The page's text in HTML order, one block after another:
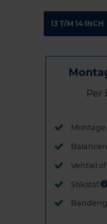
Per
Montage
Ventiel of
Stikstof